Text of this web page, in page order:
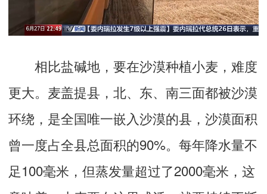
相比盐碱地，要在沙漠种植小麦，难度
更大。麦盖提县，北、东、南三面都被沙漠
环绕，是全国唯一嵌入沙漠的县，沙漠面积
曾一度占全县总面积的90%。每年降水量不
足100毫米，但蒸发量超过了2000毫米，这